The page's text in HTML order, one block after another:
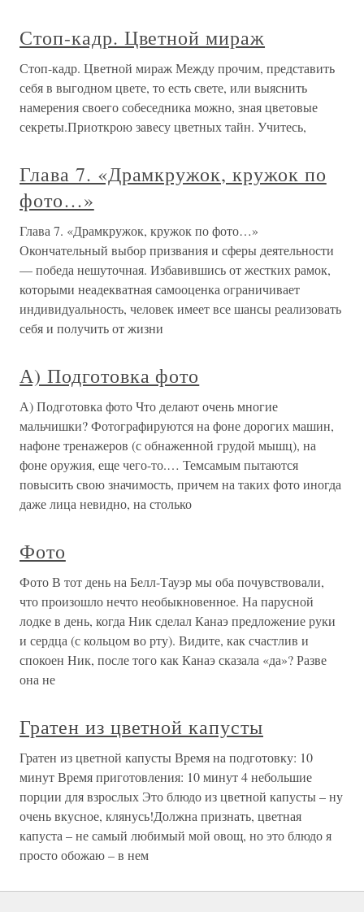
Стоп-кадр. Цветной мираж
Стоп-кадр. Цветной мираж Между прочим, представить
себя в выгодном цвете, то есть свете, или выяснить
намерения своего собеседника можно, зная цветовые
секреты.Приоткрою завесу цветных тайн. Учитесь,
Глава 7. «Драмкружок, кружок по
фото…»
Глава 7. «Драмкружок, кружок по фото…»
Окончательный выбор призвания и сферы деятельности
— победа нешуточная. Избавившись от жестких рамок,
которыми неадекватная самооценка ограничивает
индивидуальность, человек имеет все шансы реализовать
себя и получить от жизни
А) Подготовка фото
А) Подготовка фото Что делают очень многие
мальчишки? Фотографируются на фоне дорогих машин,
нафоне тренажеров (с обнаженной грудой мышц), на
фоне оружия, еще чего-то.… Темсамым пытаются
повысить свою значимость, причем на таких фото иногда
даже лица невидно, на столько
Фото
Фото В тот день на Белл-Тауэр мы оба почувствовали,
что произошло нечто необыкновенное. На парусной
лодке в день, когда Ник сделал Канаэ предложение руки
и сердца (с кольцом во рту). Видите, как счастлив и
спокоен Ник, после того как Канаэ сказала «да»? Разве
она не
Гратен из цветной капусты
Гратен из цветной капусты Время на подготовку: 10
минут Время приготовления: 10 минут 4 небольшие
порции для взрослых Это блюдо из цветной капусты – ну
очень вкусное, клянусь!Должна признать, цветная
капуста – не самый любимый мой овощ, но это блюдо я
просто обожаю – в нем